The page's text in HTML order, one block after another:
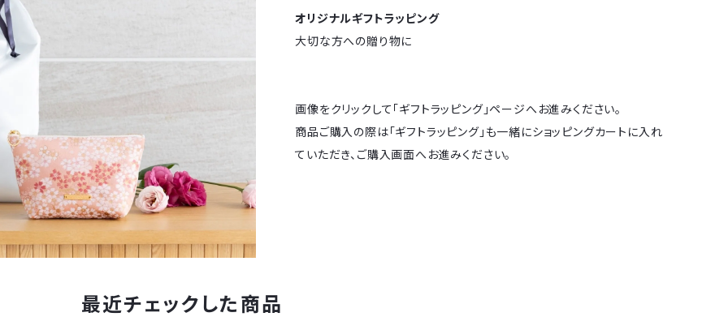
オリジナルギフトラッピング
大切な方への贈り物に
画像をクリックして「ギフトラッピング」ページへお進みください。
商品ご購入の際は「ギフトラッピング」も一緒にショッピングカートに入れ
ていただき、ご購入画面へお進みください。
最近チェックした商品